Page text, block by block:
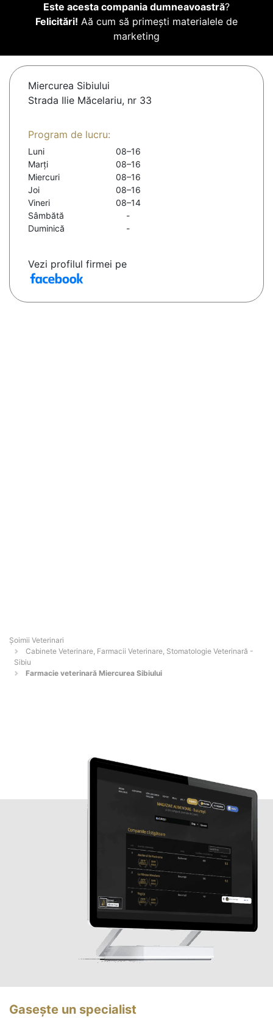
Este acesta compania dumneavoastră?
Felicitări! Aă cum să primești materialele de
marketing
Miercurea Sibiului
Strada Ilie Măcelariu, nr 33
Program de lucru:
Luni
08–16
Marți
08–16
Miercuri
08–16
Joi
08–16
Vineri
08–14
Sâmbătă
-
Duminică
-
Vezi profilul firmei pe
Șoimii Veterinari
Cabinete Veterinare, Farmacii Veterinare, Stomatologie Veterinară -
Sibiu
Farmacie veterinară Miercurea Sibiului
Gasește un specialist